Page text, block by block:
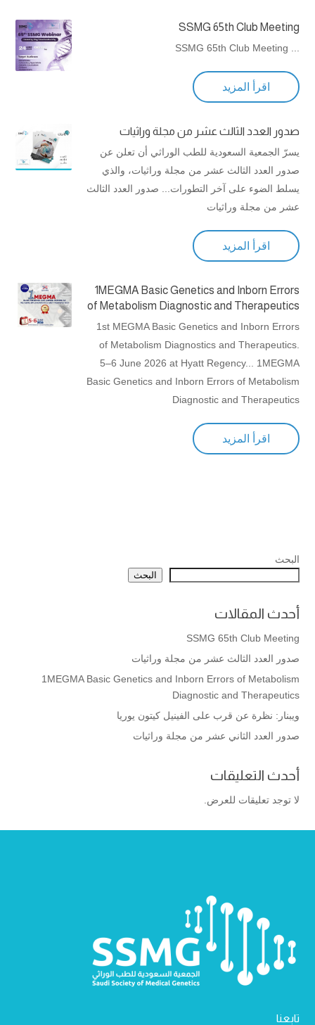
SSMG 65th Club Meeting
اقرأ المزيد
صدور العدد الثالث عشر من مجلة وراثيات
يسرّ الجمعية السعودية للطب الوراثي أن تعلن عن
صدور العدد الثالث عشر من مجلة وراثيات، والذي
يسلط الضوء على آخر التطورات... صدور العدد الثالث
عشر من مجلة وراثيات
اقرأ المزيد
1MEGMA Basic Genetics and Inborn Errors
of Metabolism Diagnostic and Therapeutics
1st MEGMA Basic Genetics and Inborn Errors
of Metabolism Diagnostics and Therapeutics.
5–6 June 2026 at Hyatt Regency... 1MEGMA
Basic Genetics and Inborn Errors of Metabolism
Diagnostic and Therapeutics
اقرأ المزيد
البحث
البحث
أحدث المقالات
SSMG 65th Club Meeting
صدور العدد الثالث عشر من مجلة وراثيات
1MEGMA Basic Genetics and Inborn Errors of Metabolism
Diagnostic and Therapeutics
ويبنار: نظرة عن قرب على الفينيل كيتون يوريا
صدور العدد الثاني عشر من مجلة وراثيات
أحدث التعليقات
لا توجد تعليقات للعرض.
تابعنا